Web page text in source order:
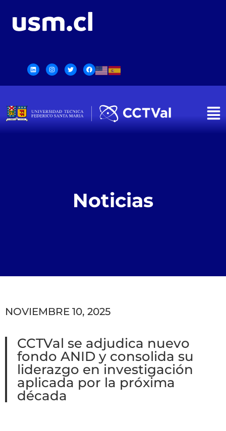
Noticias
NOVIEMBRE 10, 2025
CCTVal se adjudica nuevo
fondo ANID y consolida su
liderazgo en investigación
aplicada por la próxima
década